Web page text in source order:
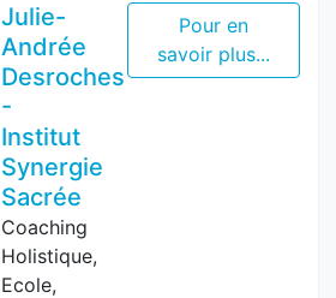
Julie-
Andrée
Desroches
-
Institut
Synergie
Sacrée
Coaching
Holistique,
Ecole,
Pour en
savoir plus...